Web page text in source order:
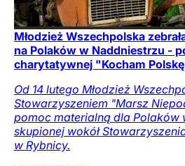
Młodzież Wszechpolska
na Polaków w Naddniestrzu -
charytatywnej "Kocham
Od 14 lutego Młodzież
Stowarzyszeniem "Marsz
pomoc materialną dla Polaków
skupionej wokół
w Rybnicy.